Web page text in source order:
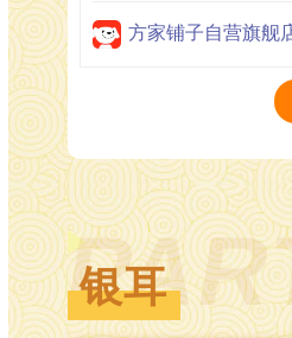
方家铺子自营旗舰
银耳